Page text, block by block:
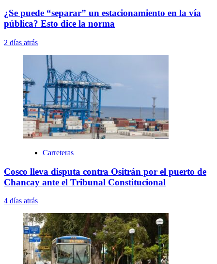
¿Se puede “separar” un estacionamiento en la vía
pública? Esto dice la norma
2 días atrás
Carreteras
Cosco lleva disputa contra Ositrán por el puerto de
Chancay ante el Tribunal Constitucional
4 días atrás